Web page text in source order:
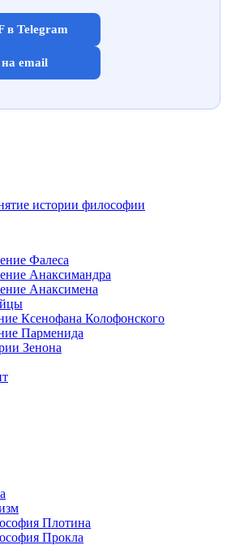
в Telegram
email
истории философии
Фалеса
Анаксимандра
Анаксимена
Ксенофана Колофонского
Парменида
Зенона
Плотина
Прокла